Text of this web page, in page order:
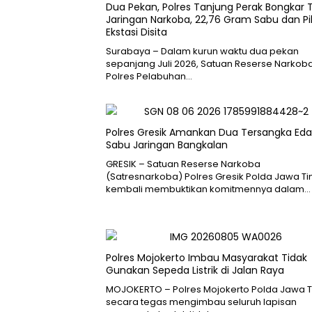
Dua Pekan, Polres Tanjung Perak Bongkar
Jaringan Narkoba, 22,76 Gram Sabu dan Pil
Ekstasi Disita
Surabaya – Dalam kurun waktu dua pekan
sepanjang Juli 2026, Satuan Reserse
Polres Pelabuhan…
Polres Gresik Amankan Dua Tersangka
Sabu Jaringan Bangkalan
​GRESIK – Satuan Reserse Narkoba
(Satresnarkoba) Polres Gresik Polda Jawa
kembali membuktikan komitmennya dalam…
Polres Mojokerto Imbau Masyarakat Tidak
Gunakan Sepeda Listrik di Jalan Raya
MOJOKERTO – Polres Mojokerto Polda Jawa
secara tegas mengimbau seluruh lapisan